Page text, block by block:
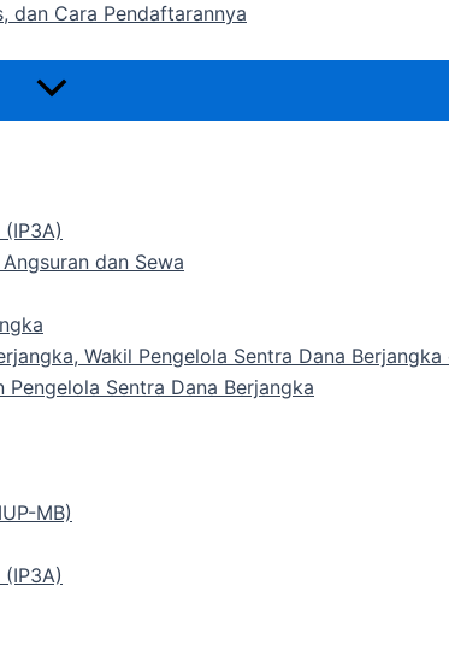
dan Cara Pendaftarannya
dan Sewa
Wakil Pengelola Sentra Dana
Sentra Dana Berjangka
MB)